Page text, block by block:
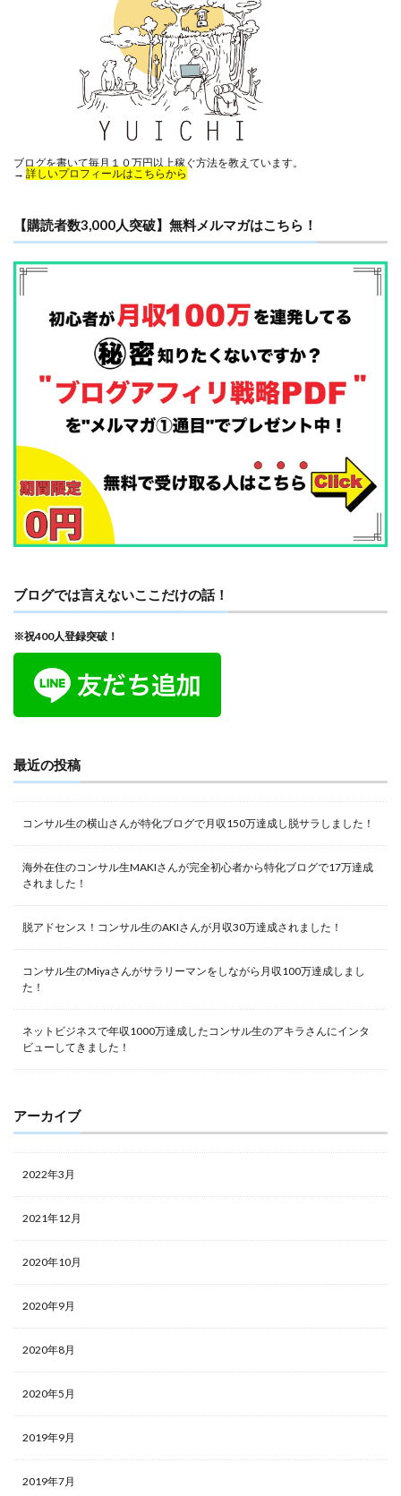
ブログを書いて毎月１０万円以上稼ぐ方法を教えています。
→ 詳しいプロフィールはこちらから
【購読者数3,000人突破】無料メルマガはこちら！
ブログでは言えないここだけの話！
※祝400人登録突破！
最近の投稿
コンサル生の横山さんが特化ブログで月収150万達成し脱サラしました！
海外在住のコンサル生MAKIさんが完全初心者から特化ブログで17万達成
されました！
脱アドセンス！コンサル生のAKIさんが月収30万達成されました！
コンサル生のMiyaさんがサラリーマンをしながら月収100万達成しまし
た！
ネットビジネスで年収1000万達成したコンサル生のアキラさんにインタ
ビューしてきました！
アーカイブ
2022年3月
2021年12月
2020年10月
2020年9月
2020年8月
2020年5月
2019年9月
2019年7月